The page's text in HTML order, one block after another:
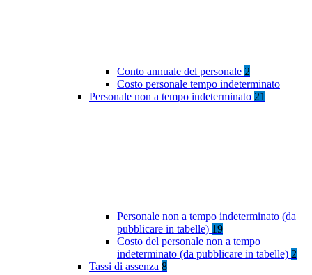
Conto annuale del personale 2
Costo personale tempo indeterminato
Personale non a tempo indeterminato 21
Personale non a tempo indeterminato (da
pubblicare in tabelle) 19
Costo del personale non a tempo
indeterminato (da pubblicare in tabelle) 2
Tassi di assenza 8